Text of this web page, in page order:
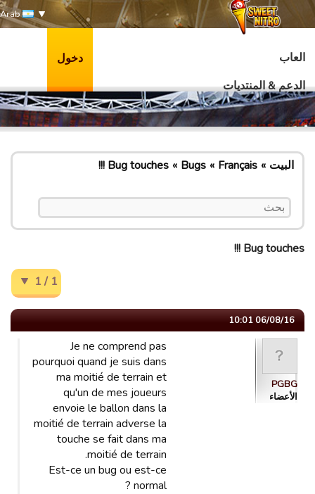
Arab
العاب
الدعم & المنتديات
دخول
البيت Français
Bugs
Bug touches !!!
Bug touches !!!
1 / 1
06/08/16 10:01
PGBG
الأعضاء
Je ne comprend pas
pourquoi quand je suis dans
ma moitié de terrain et
qu'un de mes joueurs
envoie le ballon dans la
moitié de terrain adverse la
touche se fait dans ma
moitié de terrain.
Est-ce un bug ou est-ce
normal ?